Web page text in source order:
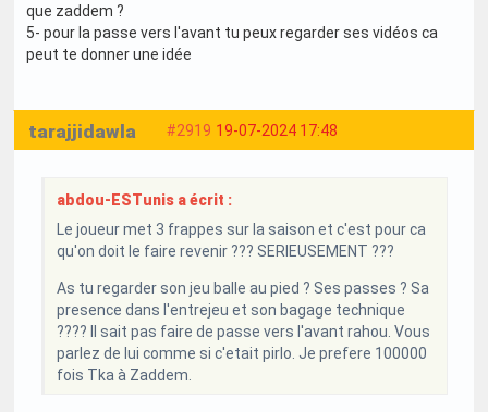
que zaddem ?
5- pour la passe vers l'avant tu peux regarder ses vidéos ca
peut te donner une idée
#2919 19-07-2024 17:48
tarajjidawla
abdou-ESTunis a écrit :
Le joueur met 3 frappes sur la saison et c'est pour ca
qu'on doit le faire revenir ??? SERIEUSEMENT ???
As tu regarder son jeu balle au pied ? Ses passes ? Sa
presence dans l'entrejeu et son bagage technique
???? Il sait pas faire de passe vers l'avant rahou. Vous
parlez de lui comme si c'etait pirlo. Je prefere 100000
fois Tka à Zaddem.